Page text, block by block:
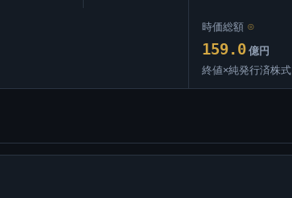
時価総額 ⊙
159.0 億円
終値×純発行済株式